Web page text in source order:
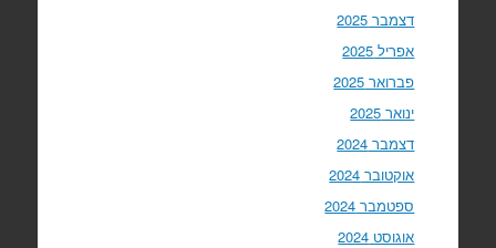
דצמבר 2025
אפריל 2025
פברואר 2025
ינואר 2025
דצמבר 2024
אוקטובר 2024
ספטמבר 2024
אוגוסט 2024